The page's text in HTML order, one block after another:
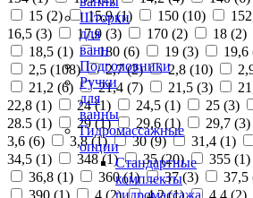
Шторки
для
ванн
Подголовники
Ручки
для
ванны
Гидромассажные
опции
Стандартные
комплекты
15 (2) 15,9 (1) 150 (10)
16,5 (3) 17,9 (3) 170 (2) 18 (2)
18,5 (1) 180 (6) 19 (3) 19,6
2,5 (108) 2,7 (2) 2,8 (10)
21,2 (6) 21,4 (7) 21,5 (3)
22,8 (1) 24 (1) 24,5 (1) 25 (3)
28.5 (1) 29 (1) 29,6 (1) 29,7 (3)
3,6 (6) 3,8 (1) 30 (9) 31,4 (1)
34,5 (1) 348 (1) 35 (20) 355 (1)
36,8 (1) 360 (1) 37 (3) 37,5
390 (1) 4 (2) 4,2 (1) 4,4 (2)